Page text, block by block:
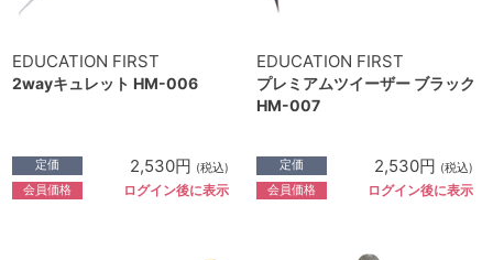
EDUCATION FIRST
2wayキュレット HM-006
定価 2,530円 (税込)
会員価格 ログイン後に表示
EDUCATION FIRST
プレミアムツイーザー ブラック
HM-007
定価 2,530円 (税込)
会員価格 ログイン後に表示